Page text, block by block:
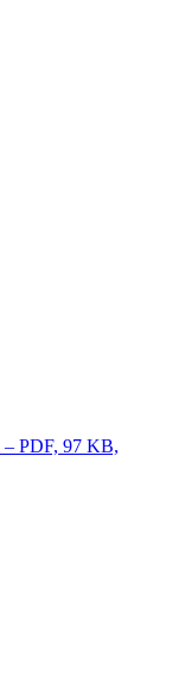
– PDF, 97 KB,